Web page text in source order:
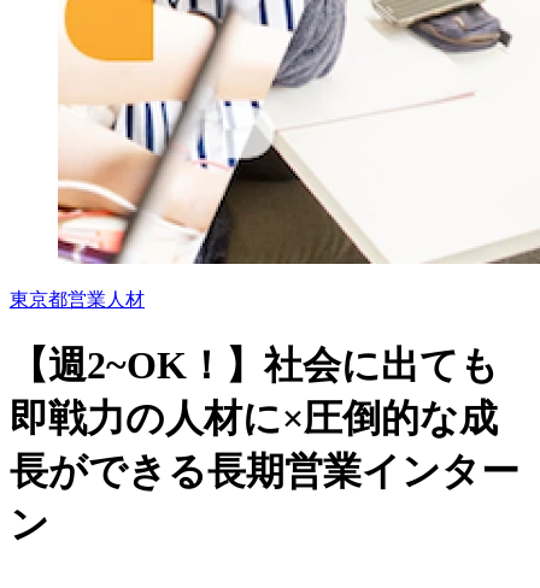
東京都営業 人材
【週2~OK！】社会に出ても
即戦力の人材に×圧倒的な成
長ができる長期営業インター
ン